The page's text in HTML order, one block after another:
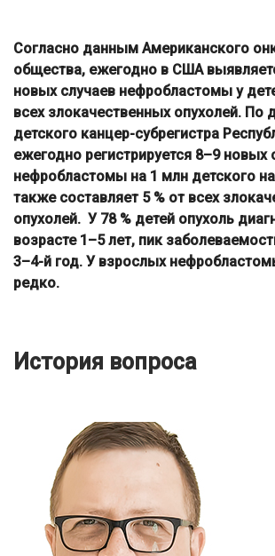
Согласно данным Американского
общества, ежегодно в США
новых случаев нефробластомы у
всех злокачественных опухолей. По
детского канцер-субрегистра
ежегодно регистрируется 8–9 новых
нефробластомы на 1 млн детского
также составляет 5 % от всех
опухолей. У 78 % детей опухоль
возрасте 1–5 лет, пик
3–4-й год. У взрослых
редко.
История вопроса